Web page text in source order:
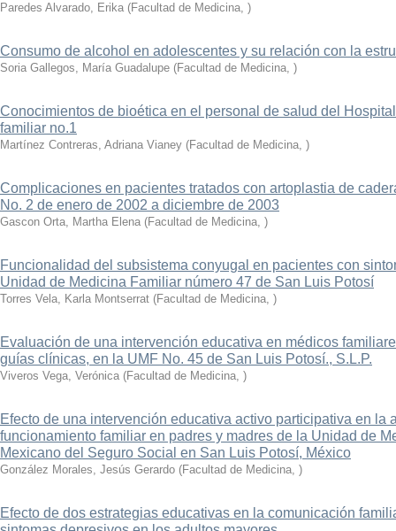
Paredes Alvarado, Erika (Facultad de Medicina, )
Consumo de alcohol en adolescentes y su relación con la
Soria Gallegos, María Guadalupe (Facultad de Medicina, )
Conocimientos de bioética en el personal de salud del
familiar no.1
Martínez Contreras, Adriana Vianey (Facultad de Medicina, )
Complicaciones en pacientes tratados con artoplastia de
No. 2 de enero de 2002 a diciembre de 2003
Gascon Orta, Martha Elena (Facultad de Medicina, )
Funcionalidad del subsistema conyugal en pacientes con
Unidad de Medicina Familiar número 47 de San Luis Potosí
Torres Vela, Karla Montserrat (Facultad de Medicina, )
Evaluación de una intervención educativa en médicos
guías clínicas, en la UMF No. 45 de San Luis Potosí., S.L.P.
Viveros Vega, Verónica (Facultad de Medicina, )
Efecto de una intervención educativa activo participativa en la
funcionamiento familiar en padres y madres de la Unidad de
Mexicano del Seguro Social en San Luis Potosí, México
González Morales, Jesús Gerardo (Facultad de Medicina, )
Efecto de dos estrategias educativas en la comunicación